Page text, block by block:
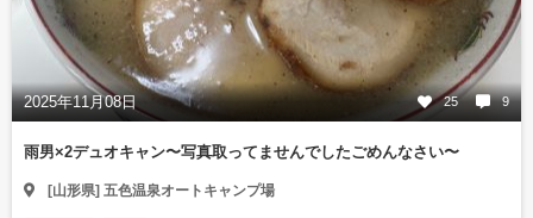
2025年11月08日 25 9
雨男×2デュオキャン〜写真取ってませんでしたごめんなさい〜
[山形県] 五色温泉オートキャンプ場